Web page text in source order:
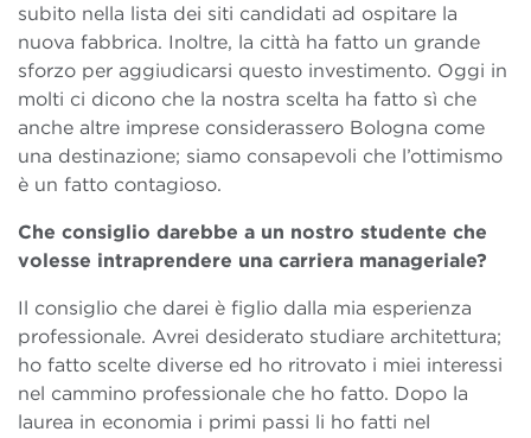
subito nella lista dei siti candidati ad ospitare la
nuova fabbrica. Inoltre, la città ha fatto un grande
sforzo per aggiudicarsi questo investimento. Oggi in
molti ci dicono che la nostra scelta ha fatto sì che
anche altre imprese considerassero Bologna come
una destinazione; siamo consapevoli che l’ottimismo
è un fatto contagioso.
Che consiglio darebbe a un nostro studente che
volesse intraprendere una carriera manageriale?
Il consiglio che darei è figlio dalla mia esperienza
professionale. Avrei desiderato studiare architettura;
ho fatto scelte diverse ed ho ritrovato i miei interessi
nel cammino professionale che ho fatto. Dopo la
laurea in economia i primi passi li ho fatti nel